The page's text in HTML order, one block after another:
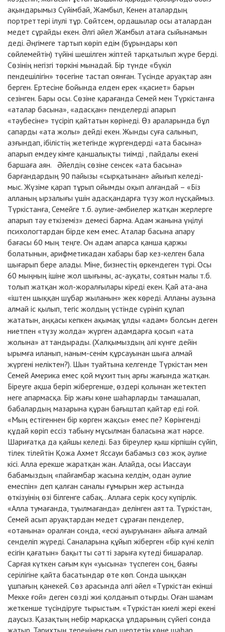
ақындарымыз Сүйімбай, Жамбыл, Кенен аталардың
портреттері ілулі тұр. Сөйтсем, ордашылар осы аталардан
медет сұрайды екен. Әлгі әйел Жамбыл атаға сыйынамын
деді. Әңгімеге тартып көріп едім (бұрындары көп
сөйлемейтін) түйіні шешілген жіптей тарқатылып жүре берді.
Сөзінің негізгі төркіні мынадай. Бір түнде «бүкіл
пендешілігін» төсегіне тастап оянған. Түсінде аруақтар аян
берген. Ертесіне бойында елден ерек «қасиет» барын
сезінген. Бары осы. Сөзіне қарағанда Семей мен Түркістанға
«аталар басына», «адасқан» пенделерді апарып
«тәубесіне» түсіріп қайтатын көрінеді. Өз араларында бұл
сапарды «ата жолы» дейді екен. Жынды суға салынып,
азғындап, ібілістің жетегінде жүргендерді «ата басына»
апарып емдеу кімге қаншалықты тиімді , пайдалы екені
баршаға аян. Әйелдің сөзіне сенсек «ата басына»
барғандардың 90 пайызы «сырқатынан» айығып келеді-
мыс. Жүзіме қарап тұрып ойымды оқып алғандай – «Біз
алланың ырзалығы үшін адасқандарға түзу жол нұсқаймыз.
Түркістанға, Семейге т.б. әулие-әмбиелер жатқан жерлерге
апарып тәу еткіземіз» демесі барма. Адам жанына үңілуі
психологтардан бірде кем емес. Аталар басына апару
бағасы 60 мың теңге. Он адам апарса қанша қаржы
болатынын, арифметикадан хабары бар кез-келген бала
шығарып бере алады. Міне, бизнестің өркендеген түрі. Осы
60 мыңның ішіне жол шығыны, ас-ауқаты, соятын малы т.б.
толып жатқан жол-жоралғылары кіреді екен. Қай ата-ана
«іштен шыққан шұбар жыланын» жек көреді. Алланы аузына
алмай іс қылып, тегіс жолдың үстінде сүрініп құлап
жататын, аңқасы кепкен ақымақ ұлды «адам» болсын деген
ниетпен «түзу жолда» жүрген адамдарға қосып «ата
жолына» аттандырады. (Халқымыздың әлі күнге дейін
ырымға иланып, наным-сенім құрсауынан шыға алмай
жүргені неліктен?). Шын туайтына келгенде Түркістан мен
Семей Америка емес қой мұхиттың арғы жағында жатқан.
Біреуге ақша беріп жібергенше, өздері қолынан жетектеп
неге апармасқа. Бір жағы көне шаһарларды тамашалап,
бабалардың мазарына құран бағыштап қайтар еді ғой.
«Мың естігеннен бір көрген жақсы» емес пе? Көрінгенді
құдай көріп ессіз табыну мұсылман баласына жат нәрсе.
Шариғатқа да қайшы келеді. Баз біреулер қыш кірпішін сүйіп,
тілек тілейтін Қожа Ахмет Яссауи бабамыз сөз жоқ әулие
кісі. Алла ерекше жаратқан жан. Алайда, осы Иассауи
бабамыздың «пайғамбар жасына келдім, одан әулие
емеспін» деп қалған саналы ғұмырын жер астында
өткізуінің өзі білгенге сабақ.. Аллаға серік қосу күпірлік.
«Алла тумағанда, туылмағанда» делінген аятта. Түркістан,
Семей асып аруақтардан медет сұраған пенделер,
«отанына» оралған соңда, «ескі ауыруынан» айыға алмай
сенделіп жүреді. Саналарына құйып жіберген «бір күні келіп
есігін қағатын» бақытты сәтті зарыға күтеді бишаралар.
Сарғая күткен сағым күн «уысына» түспеген соң, баяғы
серілігіне қайта басатындар өте көп. Сонда шыққан
ұшпағың қәнекей. Сөз арасында әлгі әйел «Түркістан екінші
Мекке ғой» деген сөзді жиі қолданып отырды. Оған шамам
жеткенше түсіндіруге тырыстым. «Түркістан киелі жері екені
даусыз. Қазақтың небір марқасқа ұлдарының сүйегі сонда